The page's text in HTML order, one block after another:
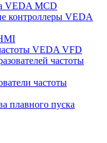
VEDA MCD
контроллеры VEDA
VEDA VFD
частоты
частоты
плавного пуска